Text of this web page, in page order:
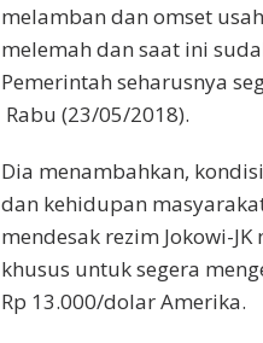
melamban dan omset
melemah dan saat ini
Pemerintah seharusnya
Rabu (23/05/2018).
Dia menambahkan,
dan kehidupan
mendesak rezim Jokowi-
khusus untuk segera
Rp 13.000/dolar Amerika.